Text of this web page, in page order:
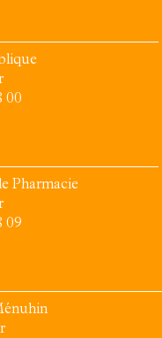
00
Pharmacie
09